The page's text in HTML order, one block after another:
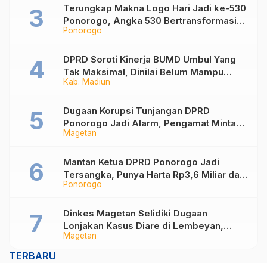
Ponorogo
Terungkap Makna Logo Hari Jadi ke-530
Ponorogo, Angka 530 Bertransformasi
Jadi Sekar Kinanthi
Kab. Madiun
DPRD Soroti Kinerja BUMD Umbul Yang
Tak Maksimal, Dinilai Belum Mampu
Hasilkan PAD
Magetan
Dugaan Korupsi Tunjangan DPRD
Ponorogo Jadi Alarm, Pengamat Minta
Magetan Perkuat Tata Kelola
Ponorogo
Mantan Ketua DPRD Ponorogo Jadi
Tersangka, Punya Harta Rp3,6 Miliar dan
Utang Rp1,4 Miliar
Magetan
Dinkes Magetan Selidiki Dugaan
Lonjakan Kasus Diare di Lembeyan,
Lakukan Penyelidikan Epidemiologi
TERBARU